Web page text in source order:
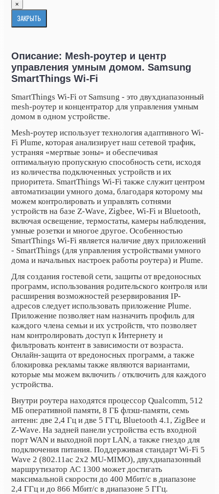
×
ЗАКРЫТЬ
Описание: Mesh-роутер и центр
управления умным домом. Samsung
SmartThings Wi-Fi
SmartThings Wi-Fi от Samsung - это двухдиапазонный
mesh-роутер и концентратор для управления умным
домом в одном устройстве.
Mesh-роутер использует технология адаптивного Wi-
Fi Plume, которая анализирует наш сетевой трафик,
устраняя «мертвые зоны» и обеспечивая
оптимальную пропускную способность сети, исходя
из количества подключенных устройств и их
приоритета. SmartThings Wi-Fi также служит центром
автоматизации умного дома, благодаря которому мы
можем контролировать и управлять сотнями
устройств на базе Z-Wave, Zigbee, Wi-Fi и Bluetooth,
включая освещение, термостаты, камеры наблюдения,
умные розетки и многое другое. Особенностью
SmartThings Wi-Fi является наличие двух приложений
- SmartThings (для управления устройствами умного
дома и начальных настроек работы роутера) и Plume.
Для создания гостевой сети, защиты от вредоносных
программ, использования родительского контроля или
расширения возможностей резервирования IP-
адресов следует использовать приложение Plume.
Приложение позволяет нам назначить профиль для
каждого члена семьи и их устройств, что позволяет
нам контролировать доступ к Интернету и
фильтровать контент в зависимости от возраста.
Онлайн-защита от вредоносных программ, а также
блокировка рекламы также являются вариантами,
которые мы можем включить / отключить для каждого
устройства.
Внутри роутера находятся процессор Qualcomm, 512
МБ оперативной памяти, 8 ГБ флэш-памяти, семь
антенн: две 2,4 Гц и две 5 ГГц, Bluetooth 4.1, ZigBee и
Z-Wave. На задней панели устройства есть входной
порт WAN и выходной порт LAN, а также гнездо для
подключения питания. Поддерживая стандарт Wi-Fi 5
Wave 2 (802.11ac 2x2 MU-MIMO), двухдиапазонный
маршрутизатор AC 1300 может достигать
максимальной скорости до 400 Мбит/с в диапазоне
2,4 ГГц и до 866 Мбит/с в диапазоне 5 ГГц.